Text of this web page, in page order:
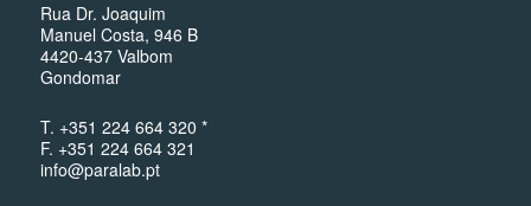
Rua Dr. Joaquim
Manuel Costa, 946 B
4420-437 Valbom
Gondomar
T. +351 224 664 320 *
F. +351 224 664 321
info@paralab.pt